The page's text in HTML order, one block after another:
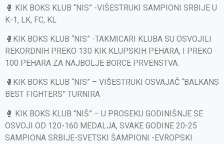
🥊 KIK BOKS KLUB “NIS” -VIŠESTRUKI SAMPIONI SRBIJE U
K-1, LK, FC, KL
🥊KIK BOKS KLUB “NIS” -TAKMICARI KLUBA SU OSVOJILI
REKORDNIH PREKO 130 KIK KLUPSKIH PEHARA, I PREKO
100 PEHARA ZA NAJBOLJE BORCE PRVENSTVA.
🥊KIK BOKS KLUB “NIS” – VIŠESTRUKI OSVAJAČ “BALKANS
BEST FIGHTERS” TURNIRA
🥊 KIK BOKS KLUB “NIŠ” – U PROSEKU GODINIŠNJE SE
OSVOJI OD 120-160 MEDALJA, SVAKE GODINE 20-25
SAMPIONA SRBIJE-SVETSKI ŠAMPIONI -EVROPSKI